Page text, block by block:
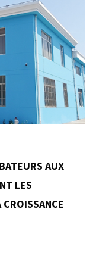
AUX
LES